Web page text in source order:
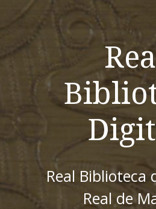
Real Biblioteca
Real de